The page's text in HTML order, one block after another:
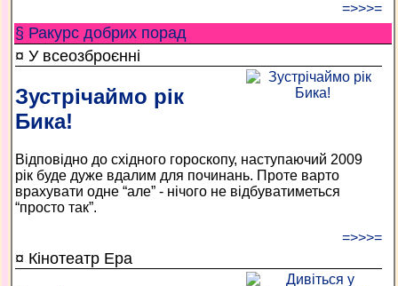
=>>>=
§ Ракурс добрих порад
¤ У всеозброєнні
Зустрічаймо рік
Бика!
Відповідно до східного гороскопу, наступаючий 2009
рік буде дуже вдалим для починань. Проте варто
врахувати одне “але” - нічого не відбуватиметься
“просто так”.
=>>>=
¤ Кінотеатр Ера